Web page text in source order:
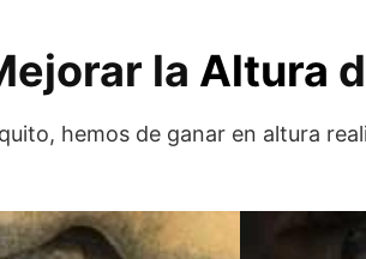
la Altura
hemos de ganar en altura